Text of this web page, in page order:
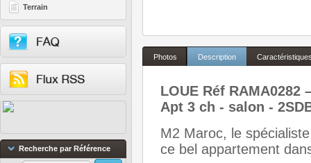
Terrain
Recherche par Référence
Photos Description
LOUE Réf RAMA0282
Apt 3 ch - salon -
M2 Maroc, le
ce bel appartement